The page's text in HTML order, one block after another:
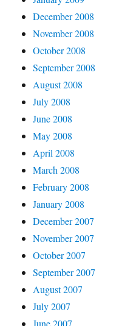
December 2008
November 2008
October 2008
September 2008
August 2008
July 2008
June 2008
May 2008
April 2008
March 2008
February 2008
January 2008
December 2007
November 2007
October 2007
September 2007
August 2007
July 2007
June 2007